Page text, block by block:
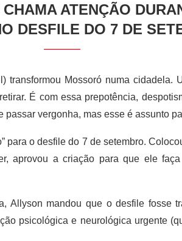
ATENÇÃO
DESFILE DO 7 DE
transformou Mossoró numa cidadela.
É com essa prepotência,
passar vergonha, mas esse é assunto
para o desfile do 7 de setembro.
aprovou a criação para que ele
Allyson mandou que o desfile fosse
psicológica e neurológica urgente